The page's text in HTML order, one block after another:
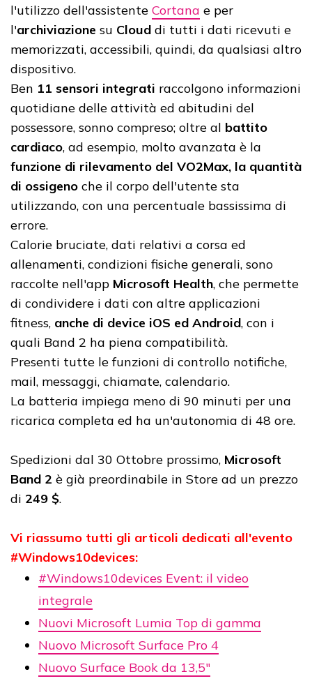
l'utilizzo dell'assistente Cortana e per
l'archiviazione su Cloud di tutti i dati ricevuti e
memorizzati, accessibili, quindi, da qualsiasi altro
dispositivo.
Ben 11 sensori integrati raccolgono informazioni
quotidiane delle attività ed abitudini del
possessore, sonno compreso; oltre al battito
cardiaco, ad esempio, molto avanzata è la
funzione di rilevamento del VO2Max, la quantità
di ossigeno che il corpo dell'utente sta
utilizzando, con una percentuale bassissima di
errore.
Calorie bruciate, dati relativi a corsa ed
allenamenti, condizioni fisiche generali, sono
raccolte nell'app Microsoft Health, che permette
di condividere i dati con altre applicazioni
fitness, anche di device iOS ed Android, con i
quali Band 2 ha piena compatibilità.
Presenti tutte le funzioni di controllo notifiche,
mail, messaggi, chiamate, calendario.
La batteria impiega meno di 90 minuti per una
ricarica completa ed ha un'autonomia di 48 ore.
Spedizioni dal 30 Ottobre prossimo, Microsoft
Band 2 è già preordinabile in Store ad un prezzo
di 249 $.
Vi riassumo tutti gli articoli dedicati all'evento
#Windows10devices:
#Windows10devices Event: il video
integrale
Nuovi Microsoft Lumia Top di gamma
Nuovo Microsoft Surface Pro 4
Nuovo Surface Book da 13,5"